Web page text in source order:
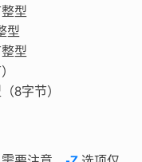
型
型
型
8字节）